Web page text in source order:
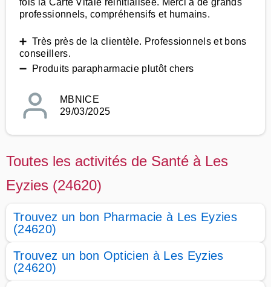
fois la Carte Vitale réinitialisée. Merci à de grands
professionnels, compréhensifs et humains.
➕ Très près de la clientèle. Professionnels et bons
conseillers.
➖ Produits parapharmacie plutôt chers
MBNICE
29/03/2025
Toutes les activités de Santé à Les
Eyzies (24620)
Trouvez un bon Pharmacie à Les Eyzies
(24620)
Trouvez un bon Opticien à Les Eyzies
(24620)